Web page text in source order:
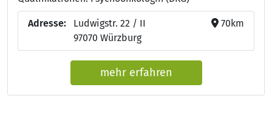
Adresse:
Ludwigstr. 22 / II
97070 Würzburg
70km
mehr erfahren